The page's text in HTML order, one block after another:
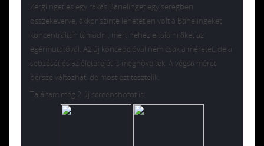
Zerglinget és egy rakás Banelinget egy seregben
összekeverve, akkor szinte lehetetlen volt a Banelingeket
koncentráltan támadni, mert nehéz eltalálni őket az
egérmutatóval. Az új koncepcióval nem csak a méretét, de a
sebzését és az életerejét is megnövelték. A végső méret
persze változhat, de most ezt tesztelik.
Találtam még 2 új screenshotot is: